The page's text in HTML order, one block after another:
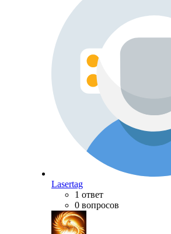
Lasertag
1 ответ
0 вопросов